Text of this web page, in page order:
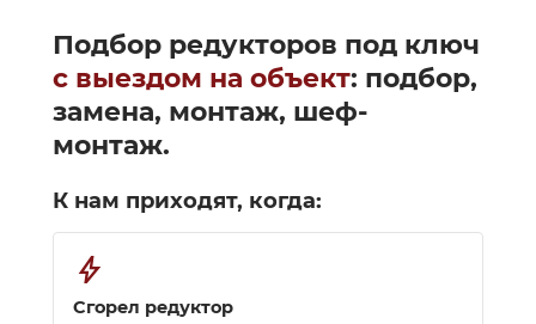
Подбор редукторов под ключ
с выездом на объект: подбор,
замена, монтаж, шеф-
монтаж.
К нам приходят, когда:
bolt
Сгорел редуктор